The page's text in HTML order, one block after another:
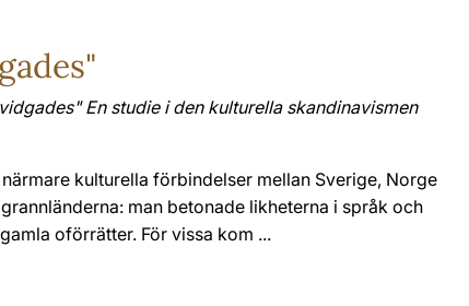
En studie i den kulturella skandinavismen
kulturella förbindelser mellan Sverige, Norge
man betonade likheterna i språk och
oförrätter. För vissa kom ...